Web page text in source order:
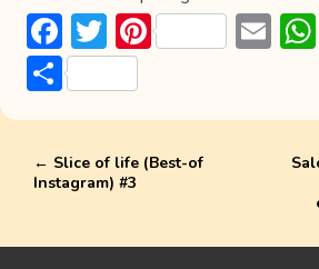
F
ac
e
o
T
w
itt
Pi
st
E
P
ar
ta
g
← Slice of life (Best-of
Instagram) #3